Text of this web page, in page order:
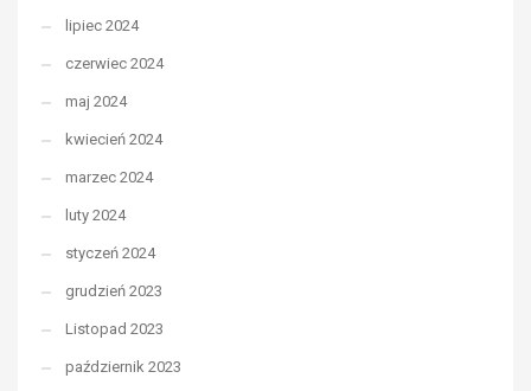
lipiec 2024
czerwiec 2024
maj 2024
kwiecień 2024
marzec 2024
luty 2024
styczeń 2024
grudzień 2023
Listopad 2023
październik 2023